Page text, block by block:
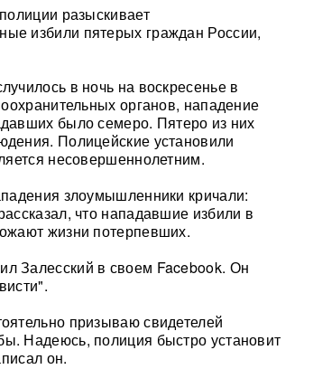
разыскивает
избили пятерых граждан России,
в ночь на воскресенье в
органов, нападение
было семеро. Пятеро из них
Полицейские установили
несовершеннолетним.
злоумышленники кричали:
что нападавшие избили в
жизни потерпевших.
Залесский в своем Facebook. Он
призываю свидетелей
Надеюсь, полиция быстро установит
он.